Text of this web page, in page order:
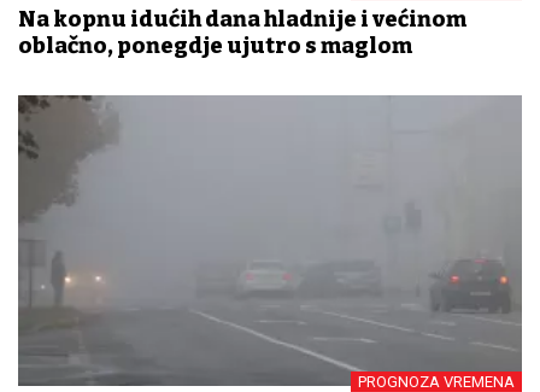
Na kopnu idućih dana hladnije i većinom
oblačno, ponegdje ujutro s maglom
PROGNOZA VREMENA